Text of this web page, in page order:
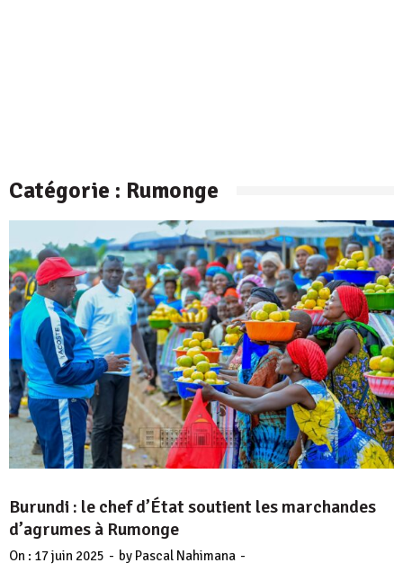
Catégorie : Rumonge
Burundi : le chef d’État soutient les marchandes
d’agrumes à Rumonge
On : 17 juin 2025 - by Pascal Nahimana -